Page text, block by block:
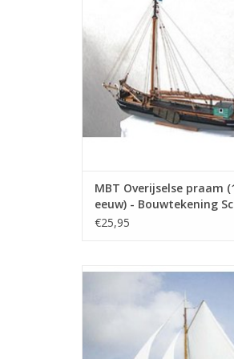
MBT Overijselse praam
eeuw) - Bouwtekening
75 (10.05.007)
€25,95
MBT Groninger tjalk (19e
Bouwtekening Schaal 1 : 75
TOEVOEGEN AAN